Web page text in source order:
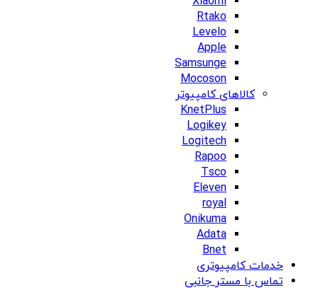
Rtako
Levelo
Apple
Samsunge
Mocoson
کالاهای کامپیوتر
KnetPlus
Logikey
Logitech
Rapoo
Tsco
Eleven
royal
Onikuma
Adata
Bnet
خدمات کامپیوتری
تماس با مستر جانبی